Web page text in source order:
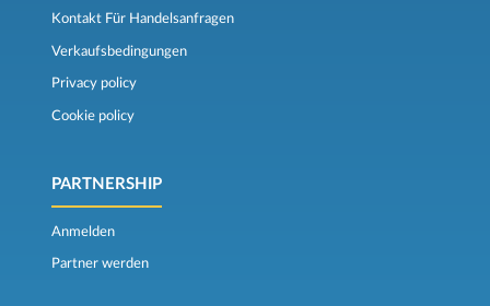
Kontakt Für Handelsanfragen
Verkaufsbedingungen
Privacy policy
Cookie policy
PARTNERSHIP
Anmelden
Partner werden